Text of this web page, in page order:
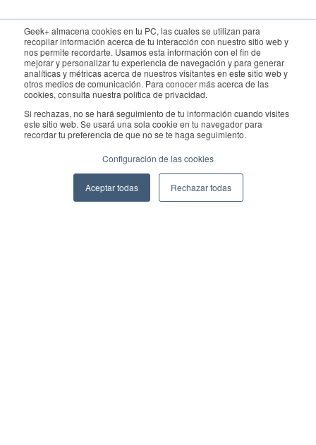
Geek+ almacena cookies en tu PC, las cuales se utilizan para
recopilar información acerca de tu interacción con nuestro sitio web y
nos permite recordarte. Usamos esta información con el fin de
mejorar y personalizar tu experiencia de navegación y para generar
analíticas y métricas acerca de nuestros visitantes en este sitio web y
otros medios de comunicación. Para conocer más acerca de las
cookies, consulta nuestra política de privacidad.
Si rechazas, no se hará seguimiento de tu información cuando visites
este sitio web. Se usará una sola cookie en tu navegador para
recordar tu preferencia de que no se te haga seguimiento.
Configuración de las cookies
Aceptar todas Rechazar todas
Para consultas, póngase en contacto con el departamento de
ventas:sales@geekplus.com. Para promociones, póngase en
contacto con el departamento de relaciones públicas:
pr@geekplus.com
Copyright © 2026 Geekplus Technology Co., Ltd. All rights
reserved.
Legal Become a partner